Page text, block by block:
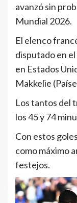
avanzó sin
Mundial 2026.
El elenco
disputado en
en Estados
Makkelie
Los tantos del
los 45 y 74
Con estos
como máximo
festejos.